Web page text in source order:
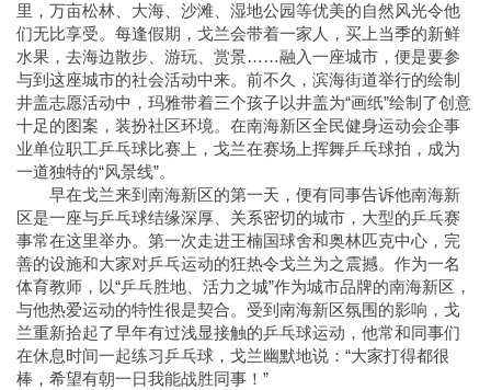
里，万亩松林、大海、沙滩、湿地公园等优美的自然风光令他
们无比享受。每逢假期，戈兰会带着一家人，买上当季的新鲜
水果，去海边散步、游玩、赏景……融入一座城市，便是要参
与到这座城市的社会活动中来。前不久，滨海街道举行的绘制
井盖志愿活动中，玛雅带着三个孩子以井盖为“画纸”绘制了创意
十足的图案，装扮社区环境。在南海新区全民健身运动会企事
业单位职工乒乓球比赛上，戈兰在赛场上挥舞乒乓球拍，成为
一道独特的“风景线”。
早在戈兰来到南海新区的第一天，便有同事告诉他南海新
区是一座与乒乓球结缘深厚、关系密切的城市，大型的乒乓赛
事常在这里举办。第一次走进王楠国球舍和奥林匹克中心，完
善的设施和大家对乒乓运动的狂热令戈兰为之震撼。作为一名
体育教师，以“乒乓胜地、活力之城”作为城市品牌的南海新区，
与他热爱运动的特性很是契合。受到南海新区氛围的影响，戈
兰重新拾起了早年有过浅显接触的乒乓球运动，他常和同事们
在休息时间一起练习乒乓球，戈兰幽默地说：“大家打得都很
棒，希望有朝一日我能战胜同事！”